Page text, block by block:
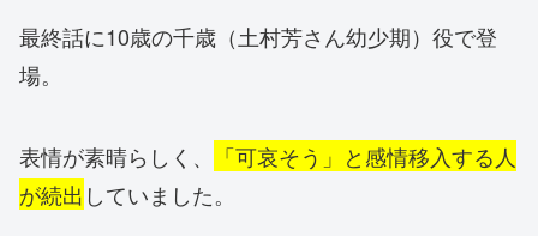
最終話に10歳の千歳（土村芳さん幼少期）役で登
場。
表情が素晴らしく、
「可哀そう」と感情移入する人
が続出 していました。